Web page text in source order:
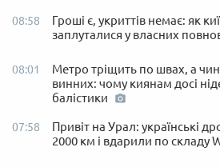
08:58
Гроші є, укриттів немає: як
заплуталися у власних
08:01
Метро тріщить по швах, а
винних: чому киянам досі
балістики
07:58
Привіт на Урал: українські
2000 км і вдарили по складу